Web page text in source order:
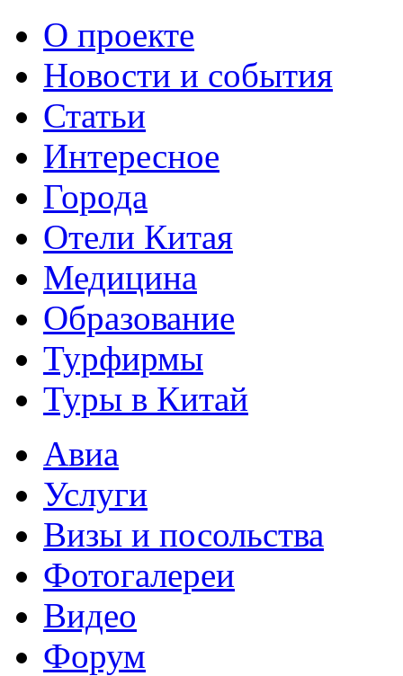
О проекте
Новости и события
Статьи
Интересное
Города
Отели Китая
Медицина
Образование
Турфирмы
Туры в Китай
Авиа
Услуги
Визы и посольства
Фотогалереи
Видео
Форум